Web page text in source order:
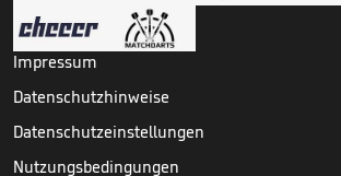
Impressum
Datenschutzhinweise
Datenschutzeinstellungen
Nutzungsbedingungen